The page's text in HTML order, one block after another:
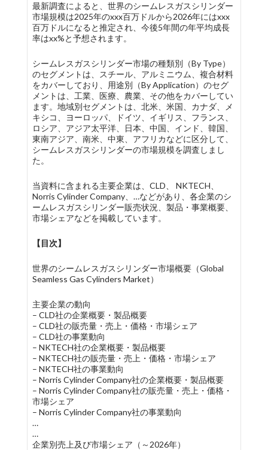
最新調査によると、世界のシームレスガスシリンダー
市場規模は2025年のxxx百万ドルから2026年にはxxx
百万ドルになると推定され、今後5年間の年平均成長
率はxx%と予想されます。
シームレスガスシリンダー市場の種類別（By Type）
のセグメントは、スチール、アルミニウム、複合材料
をカバーしており、用途別（By Application）のセグ
メントは、工業、医療、農業、その他をカバーしてい
ます。地域別セグメントは、北米、米国、カナダ、メ
キシコ、ヨーロッパ、ドイツ、イギリス、フランス、
ロシア、アジア太平洋、日本、中国、インド、韓国、
東南アジア、南米、中東、アフリカなどに区分して、
シームレスガスシリンダーの市場規模を調査しまし
た。
当資料に含まれる主要企業は、CLD、 NKTECH、
Norris Cylinder Company、…などがあり、各企業のシ
ームレスガスシリンダー販売状況、製品・事業概要、
市場シェアなどを掲載しています。
【目次】
世界のシームレスガスシリンダー市場概要（Global
Seamless Gas Cylinders Market）
主要企業の動向
– CLD社の企業概要・製品概要
– CLD社の販売量・売上・価格・市場シェア
– CLD社の事業動向
– NKTECH社の企業概要・製品概要
– NKTECH社の販売量・売上・価格・市場シェア
– NKTECH社の事業動向
– Norris Cylinder Company社の企業概要・製品概要
– Norris Cylinder Company社の販売量・売上・価格・
市場シェア
– Norris Cylinder Company社の事業動向
…
…
企業別売上及び市場シェア（～2026年）